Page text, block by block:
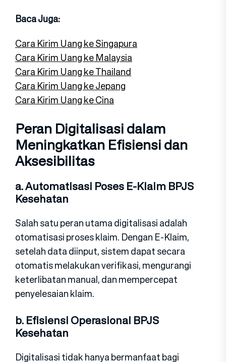
Baca Juga:
Cara Kirim Uang ke Singapura
Cara Kirim Uang ke Malaysia
Cara Kirim Uang ke Thailand
Cara Kirim Uang ke Jepang
Cara Kirim Uang ke Cina
Peran Digitalisasi dalam
Meningkatkan Efisiensi dan
Aksesibilitas
a. Automatisasi Poses E-Klaim BPJS
Kesehatan
Salah satu peran utama digitalisasi adalah
otomatisasi proses klaim. Dengan E-Klaim,
setelah data diinput, sistem dapat secara
otomatis melakukan verifikasi, mengurangi
keterlibatan manual, dan mempercepat
penyelesaian klaim.
b. Efisiensi Operasional BPJS
Kesehatan
Digitalisasi tidak hanya bermanfaat bagi